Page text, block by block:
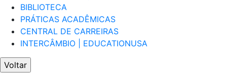
BIBLIOTECA
PRÁTICAS ACADÊMICAS
CENTRAL DE CARREIRAS
INTERCÂMBIO | EDUCATIONUSA
Voltar